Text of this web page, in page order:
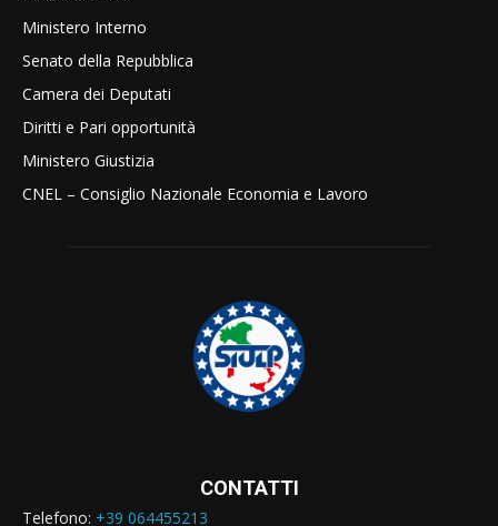
Ministero Interno
Senato della Repubblica
Camera dei Deputati
Diritti e Pari opportunità
Ministero Giustizia
CNEL – Consiglio Nazionale Economia e Lavoro
CONTATTI
Telefono: +39 064455213